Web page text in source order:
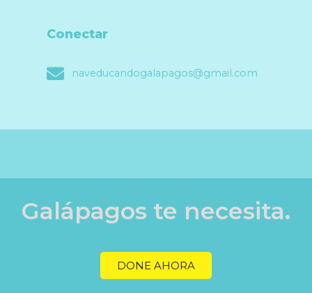
Conectar
naveducandogalapagos@gmail.com
Galápagos te necesita.
DONE AHORA